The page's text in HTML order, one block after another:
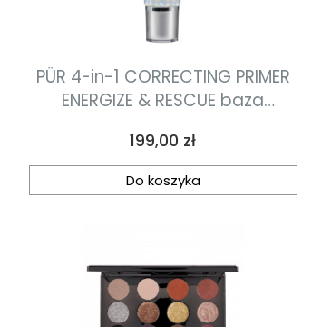
PÜR 4-in-1 CORRECTING PRIMER
ENERGIZE & RESCUE baza
Cena
199,00 zł
Do koszyka